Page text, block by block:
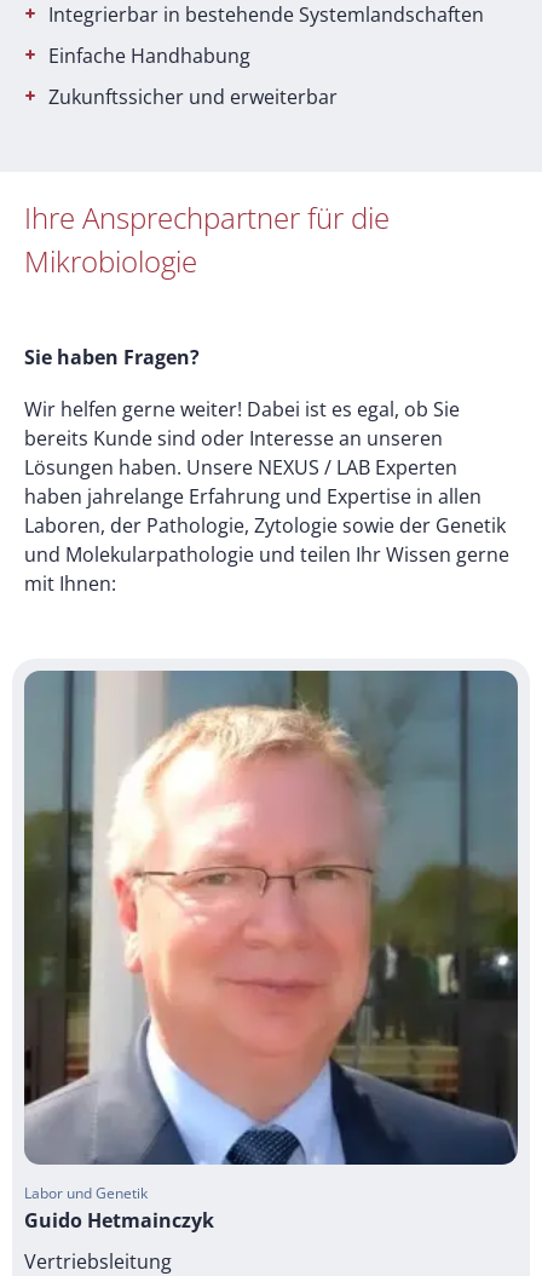
Integrierbar in bestehende Systemlandschaften
Einfache Handhabung
Zukunftssicher und erweiterbar
Ihre Ansprechpartner für die
Mikrobiologie
Sie haben Fragen?
Wir helfen gerne weiter! Dabei ist es egal, ob Sie
bereits Kunde sind oder Interesse an unseren
Lösungen haben. Unsere NEXUS / LAB Experten
haben jahrelange Erfahrung und Expertise in allen
Laboren, der Pathologie, Zytologie sowie der Genetik
und Molekularpathologie und teilen Ihr Wissen gerne
mit Ihnen:
Labor und Genetik
Guido Hetmainczyk
Vertriebsleitung